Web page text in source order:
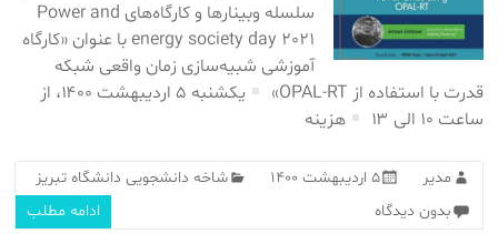
سلسله وبینارها و کارگاه‌های Power and
energy society day 2021 با عنوان «کارگاه
آموزشی شبیه‌سازی زمان واقعی شبکه
قدرت با استفاده از OPAL-RT»
یکشنبه ۵ اردیبهشت ۱۴۰۰، از
ساعت ۱۰ الی ۱۳
هزینه
مدیر ۵ اردیبهشت ۱۴۰۰
شاخه دانشجویی دانشگاه تبریز
بدون دیدگاه
ادامه مطلب